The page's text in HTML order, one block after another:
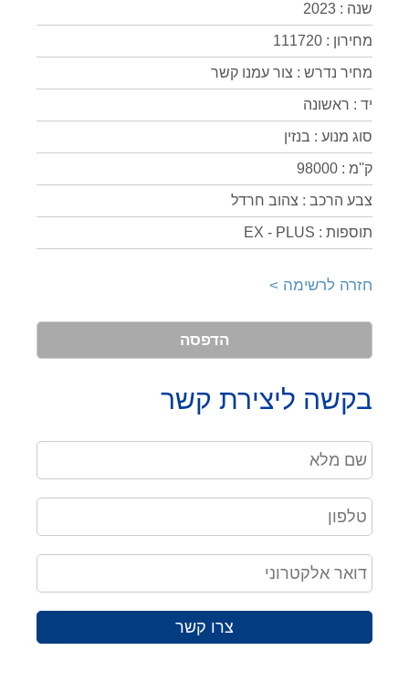
שנה : 2023
מחירון : 111720
מחיר נדרש : צור עמנו קשר
יד : ראשונה
סוג מנוע : בנזין
ק''מ : 98000
צבע הרכב : צהוב חרדל
תוספות : EX - PLUS
חזרה לרשימה >
הדפסה
בקשה ליצירת קשר
צרו קשר